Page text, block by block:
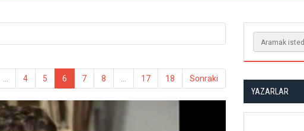
4 5 6 7 8 17 18 Sonraki
YAZARLAR